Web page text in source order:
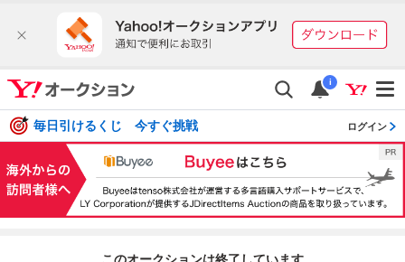
i
毎日引けるくじ 今すぐ挑戦 ログイン